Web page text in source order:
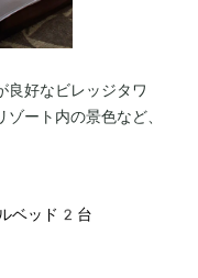
良好なビレッジタワ
ート内の景色など、
ベッド2台